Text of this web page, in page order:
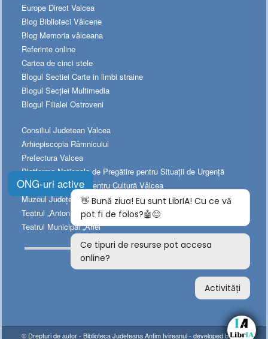
Europe Direct Valcea
Blog Biblioteci Vâlcene
Blog Memoria vâlceana
Referinte online
Cartea de cinci stele
Blogul Sectiei Carte in limbi straine
Blogul Secției Multimedia
Blogul Filialei Ostroveni
Consiliul Judetean Valcea
Arhiepiscopia Râmnicului
Prefectura Valcea
Platforma Naționala de Pregătire pentru Situații de Urgență
Directia Judeţeană pentru Cultură Vâlcea
Muzeul Judeţean de Istorie
Teatrul „Anton Pann”
Teatrul Municipal „Ariel”
ONG-uri active
© Drepturi de autor -Biblioteca Judeteana Antim Ivireanul- developed by